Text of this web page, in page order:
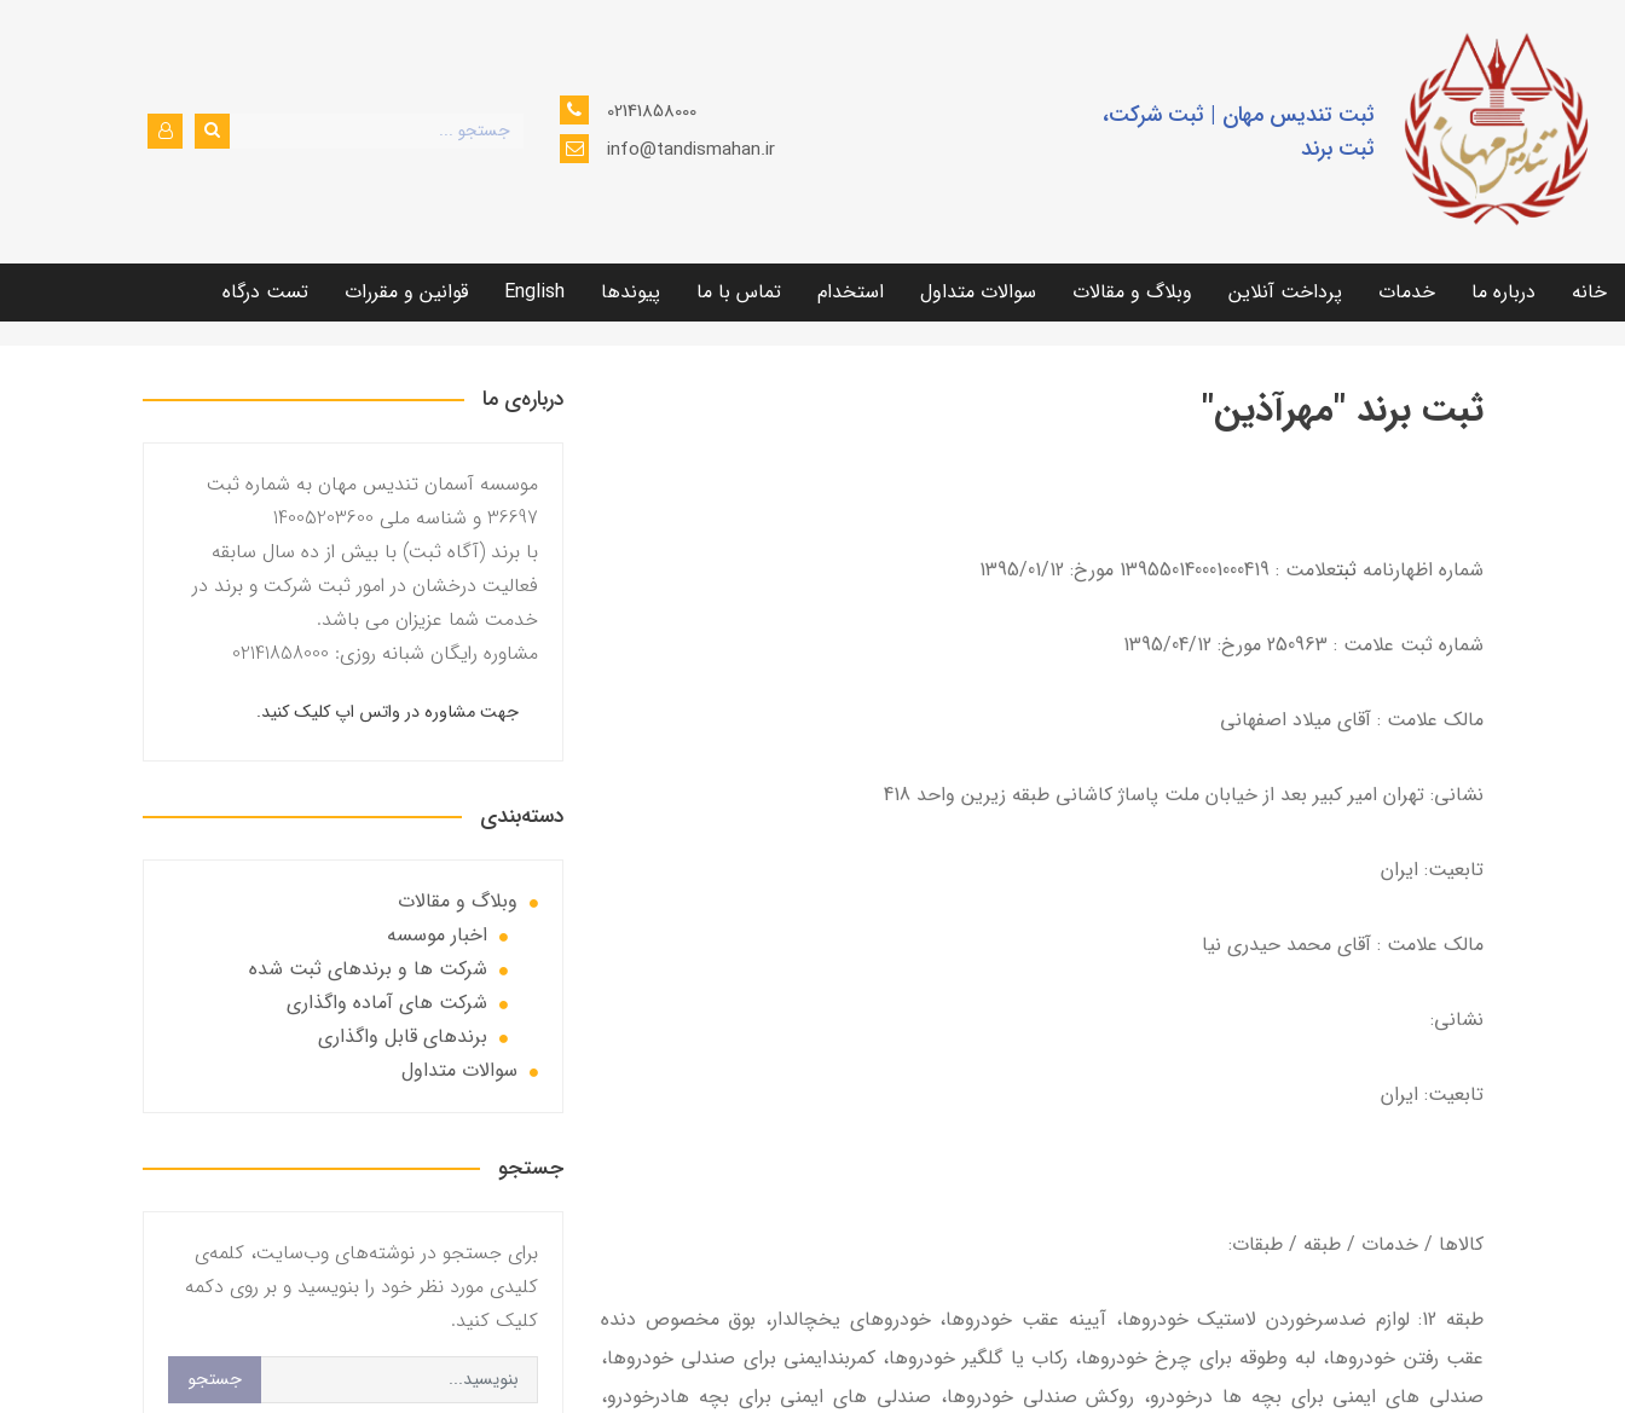
ثبت تندیس مهان | ثبت شرکت،
ثبت برند
02141858000
info@tandismahan.ir
خانه درباره ما خدمات پرداخت آنلاین وبلاگ و مقالات سوالات متداول استخدام تماس با ما پیوندها English قوانین و مقررات تست درگاه
ثبت برند "مهرآذین"
شماره اظهارنامه ثبتعلامت : 139550140001000419 مورخ: 1395/01/12
شماره ثبت علامت : 250963 مورخ: 1395/04/12
مالك علامت : آقاي ميلاد اصفهاني
نشاني: تهران امير كبير بعد از خيابان ملت پاساژ كاشاني طبقه زيرين واحد 418
تابعيت: ايران
مالك علامت : آقاي محمد حيدري نيا
نشاني:
تابعيت: ايران
كالاها / خدمات / طبقه / طبقات:
طبقه 12: لوازم ضدسرخوردن لاستيك خودروها، آيينه عقب خودروها، خودروهاي يخچالدار، بوق مخصوص دنده
عقب رفتن خودروها، لبه وطوقه براي چرخ خودروها، ركاب يا گلگير خودروها، كمربندايمني براي صندلي خودروها،
صندلي هاي ايمني براي بچه ها درخودرو، روكش صندلي خودروها، صندلي هاي ايمني براي بچه هادرخودرو،
درباره‌ی ما
موسسه آسمان تندیس مهان به شماره ثبت
36697 و شناسه ملی 14005203600
با برند (آگاه ثبت) با بیش از ده سال سابقه
فعالیت درخشان در امور ثبت شرکت و برند در
خدمت شما عزیزان می باشد.
مشاوره رایگان شبانه روزی: 02141858000
جهت مشاوره در واتس اپ کلیک کنید.
دسته‌بندی
وبلاگ و مقالات
اخبار موسسه
شرکت ها و برندهای ثبت شده
شرکت های آماده واگذاری
برندهای قابل واگذاری
سوالات متداول
جستجو
برای جستجو در نوشته‌های وب‌سایت، کلمه‌ی
کلیدی مورد نظر خود را بنویسید و بر روی دکمه
کلیک کنید.
جستجو